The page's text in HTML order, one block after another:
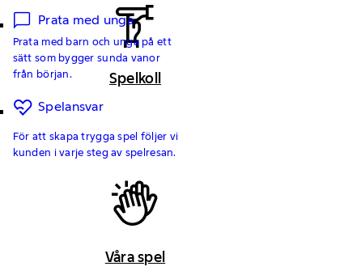
Prata med unga
Prata med barn och unga på ett
sätt som bygger sunda vanor
från början.
Spelansvar
För att skapa trygga spel följer vi
kunden i varje steg av spelresan.
Spelkoll
Våra spel